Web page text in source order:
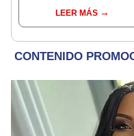
Mundial de Vóley Sub 17
LEER MÁS